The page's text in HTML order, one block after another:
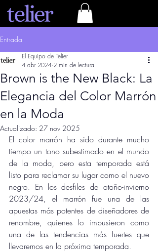
Entrada
Brown is the New Black: La
Elegancia del Color Marrón
en la Moda
El Equipo de Telier
4 abr 2024 2 min de lectura
Actualizado: 27 nov 2025
El color marrón ha sido durante mucho
tiempo un tono subestimado en el mundo
de la moda, pero esta temporada está
listo para reclamar su lugar como el nuevo
negro. En los desfiles de otoño-invierno
2023/24, el marrón fue una de las
apuestas más potentes de diseñadores de
renombre, quienes lo impusieron como
una de las tendencias más fuertes que
llevaremos en la próxima temporada.